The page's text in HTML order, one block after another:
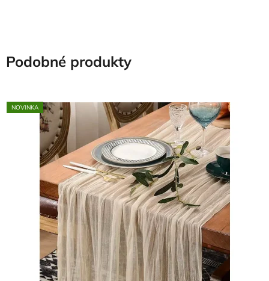
Podobné produkty
NOVINKA